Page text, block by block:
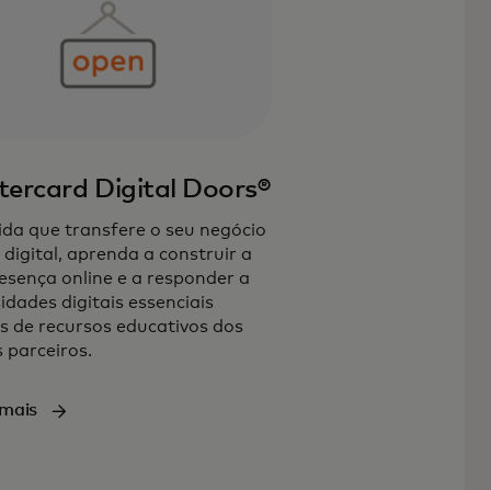
Digital Doors®
que transfere o seu negócio
digital, aprenda a construir a
online e a responder a
digitais essenciais
de recursos educativos dos
parceiros.